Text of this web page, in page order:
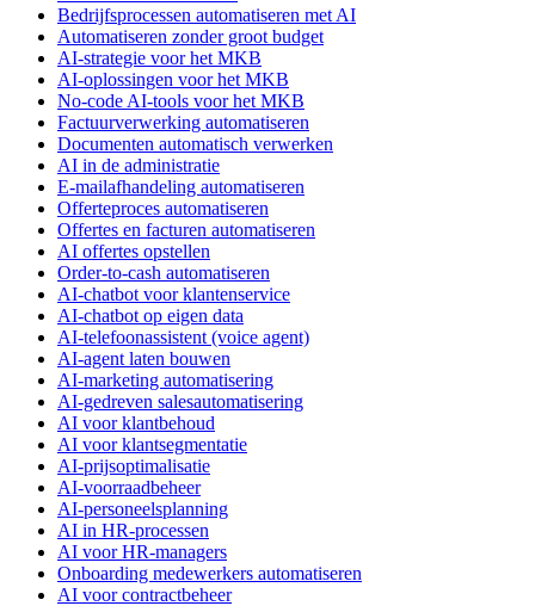
Bedrijfsprocessen automatiseren met AI
Automatiseren zonder groot budget
AI-strategie voor het MKB
AI-oplossingen voor het MKB
No-code AI-tools voor het MKB
Factuurverwerking automatiseren
Documenten automatisch verwerken
AI in de administratie
E-mailafhandeling automatiseren
Offerteproces automatiseren
Offertes en facturen automatiseren
AI offertes opstellen
Order-to-cash automatiseren
AI-chatbot voor klantenservice
AI-chatbot op eigen data
AI-telefoonassistent (voice agent)
AI-agent laten bouwen
AI-marketing automatisering
AI-gedreven salesautomatisering
AI voor klantbehoud
AI voor klantsegmentatie
AI-prijsoptimalisatie
AI-voorraadbeheer
AI-personeelsplanning
AI in HR-processen
AI voor HR-managers
Onboarding medewerkers automatiseren
AI voor contractbeheer